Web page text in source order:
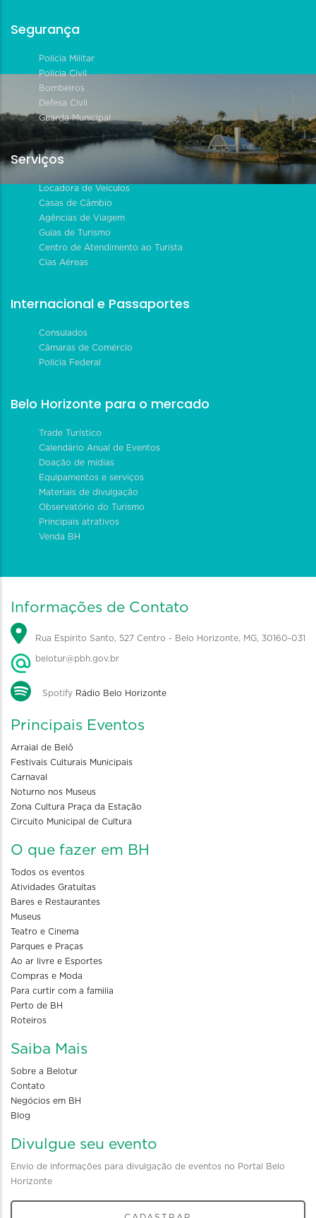
Segurança
Polícia Militar
Polícia Civil
Bombeiros
Defesa Civil
Guarda Municipal
Serviços
Locadora de Veículos
Casas de Câmbio
Agências de Viagem
Guias de Turismo
Centro de Atendimento ao Turista
Cias Aéreas
Internacional e Passaportes
Consulados
Câmaras de Comércio
Polícia Federal
Belo Horizonte para o mercado
Trade Turístico
Calendário Anual de Eventos
Doação de mídias
Equipamentos e serviços
Materiais de divulgação
Observatório do Turismo
Principais atrativos
Venda BH
Informações de Contato
Rua Espírito Santo, 527 Centro - Belo Horizonte, MG, 30160-031
belotur@pbh.gov.br
Spotify Rádio Belo Horizonte
Principais Eventos
Arraial de Belô
Festivais Culturais Municipais
Carnaval
Noturno nos Museus
Zona Cultura Praça da Estação
Circuito Municipal de Cultura
O que fazer em BH
Todos os eventos
Atividades Gratuitas
Bares e Restaurantes
Museus
Teatro e Cinema
Parques e Praças
Ao ar livre e Esportes
Compras e Moda
Para curtir com a familia
Perto de BH
Roteiros
Saiba Mais
Sobre a Belotur
Contato
Negócios em BH
Blog
Divulgue seu evento
Envio de informações para divulgação de eventos no Portal Belo
Horizonte